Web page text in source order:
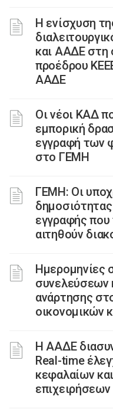
Η ενίσχυση
και ΑΑΔΕ στη
προέδρου
ΑΑΔΕ
Οι νέοι ΚΑΔ
εμπορική
εγγραφή των
στο ΓΕΜΗ
ΓΕΜΗ: Οι
εγγραφής που
αιτηθούν
Ημερομηνίες
συνελεύσεων
ανάρτησης
οικονομικών
Η ΑΑΔΕ
Real-time
κεφαλαίων
επιχειρήσεων